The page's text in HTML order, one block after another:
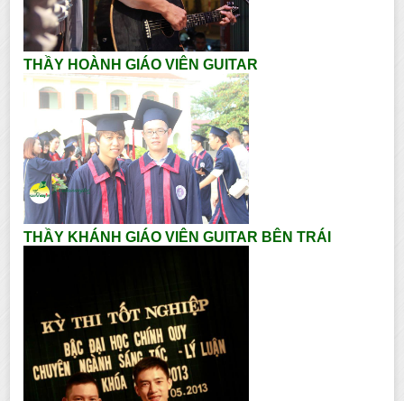
THẦY HOÀNH GIÁO VIÊN GUITAR
THẦY KHÁNH GIÁO VIÊN GUITAR BÊN TRÁI